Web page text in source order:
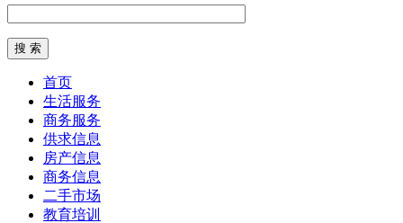
首页
生活服务
商务服务
供求信息
房产信息
商务信息
二手市场
教育培训